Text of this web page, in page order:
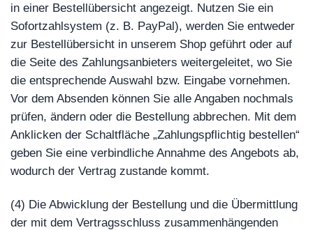
in einer Bestellübersicht angezeigt. Nutzen Sie ein
Sofortzahlsystem (z. B. PayPal), werden Sie entweder
zur Bestellübersicht in unserem Shop geführt oder auf
die Seite des Zahlungsanbieters weitergeleitet, wo Sie
die entsprechende Auswahl bzw. Eingabe vornehmen.
Vor dem Absenden können Sie alle Angaben nochmals
prüfen, ändern oder die Bestellung abbrechen. Mit dem
Anklicken der Schaltfläche „Zahlungspflichtig bestellen“
geben Sie eine verbindliche Annahme des Angebots ab,
wodurch der Vertrag zustande kommt.
(4) Die Abwicklung der Bestellung und die Übermittlung
der mit dem Vertragsschluss zusammenhängenden